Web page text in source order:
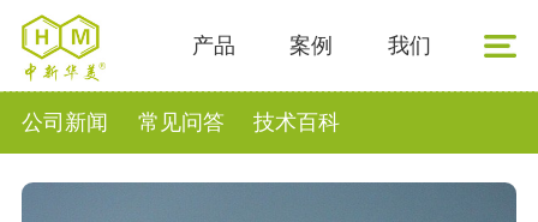
产品 案例 我们
公司新闻 常见问答 技术百科